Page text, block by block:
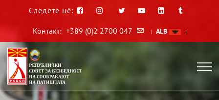
Следете нè:
Контакт: +389 (0)2 2700 047 | ALB |